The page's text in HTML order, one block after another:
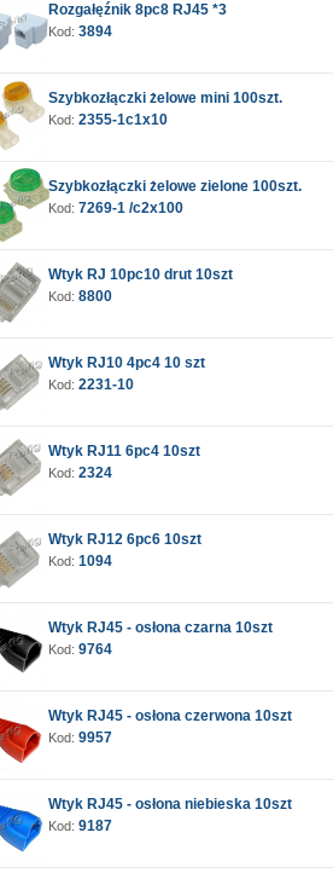
Rozgałęźnik 8pc8 RJ45 *3
Kod: 3894
Szybkozłączki żelowe mini 100szt.
Kod: 2355-1c1x10
Szybkozłączki żelowe zielone 100szt.
Kod: 7269-1 /c2x100
Wtyk RJ 10pc10 drut 10szt
Kod: 8800
Wtyk RJ10 4pc4 10 szt
Kod: 2231-10
Wtyk RJ11 6pc4 10szt
Kod: 2324
Wtyk RJ12 6pc6 10szt
Kod: 1094
Wtyk RJ45 - osłona czarna 10szt
Kod: 9764
Wtyk RJ45 - osłona czerwona 10szt
Kod: 9957
Wtyk RJ45 - osłona niebieska 10szt
Kod: 9187